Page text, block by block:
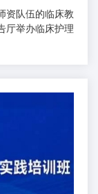
资队伍的临床教
厅举办临床护理